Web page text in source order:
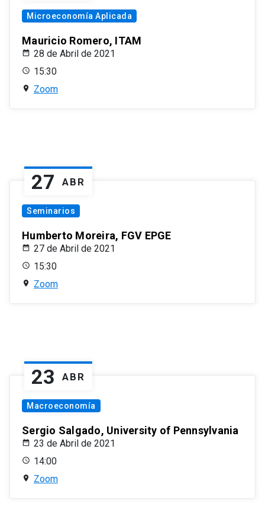
Microeconomía Aplicada
Mauricio Romero, ITAM
28 de Abril de 2021
15:30
Zoom
27 ABR
Seminarios
Humberto Moreira, FGV EPGE
27 de Abril de 2021
15:30
Zoom
23 ABR
Macroeconomía
Sergio Salgado, University of Pennsylvania
23 de Abril de 2021
14:00
Zoom